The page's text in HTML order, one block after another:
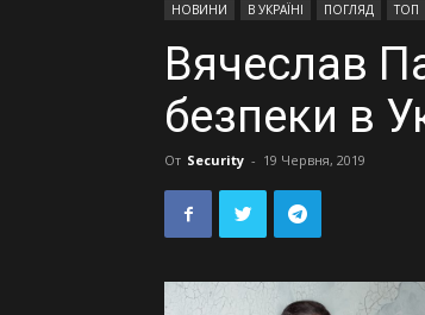
НОВИНИ В УКРАЇНІ ПОГЛЯД ТОП
Вячеслав
безпеки в
От Security - 19 Червня, 2019